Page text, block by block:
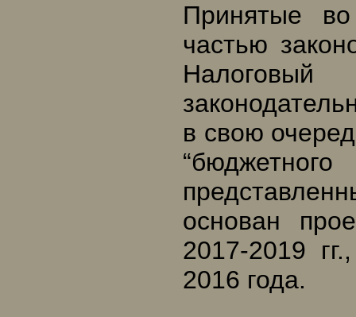
Принятые
частью
в свою
основан
2017-2019
2016 года.